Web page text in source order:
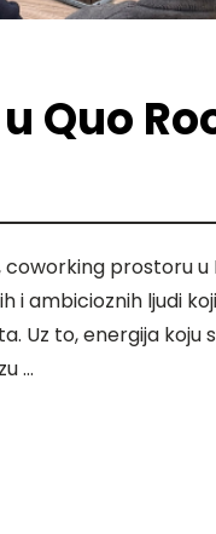
Quo
prostoru
i ambicioznih ljudi
Uz to, energija koju
…